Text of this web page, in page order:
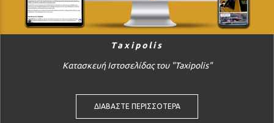
Taxipolis
Κατασκευή Ιστοσελίδας του "Taxipolis"
ΔΙΑΒΑΣΤΕ ΠΕΡΙΣΣΟΤΕΡΑ